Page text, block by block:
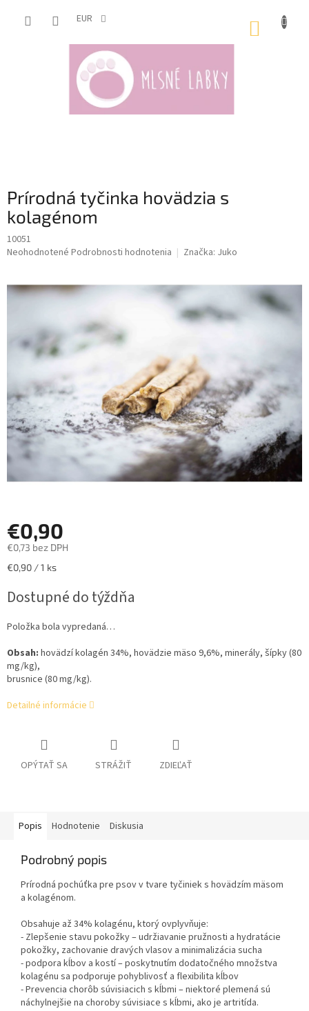
EUR
Prírodná tyčinka hovädzia s
kolagénom
10051
Priemerné
je
hviezdičiek.
Neohodnotené Podrobnosti hodnotenia Značka: Juko
€0,90
€0,73 bez DPH
Jednotková
€0,90 / 1 ks
Dostupné do týždňa
Položka bola vypredaná…
Obsah: hovädzí kolagén 34%, hovädzie mäso 9,6%, minerály, šípky (80
mg/kg),
brusnice (80 mg/kg).
Detailné informácie
OPÝTAŤ SA STRÁŽIŤ ZDIEĽAŤ
Popis Hodnotenie Diskusia
Podrobný popis
Prírodná pochúťka pre psov v tvare tyčiniek s hovädzím mäsom
a kolagénom.
Obsahuje až 34% kolagénu, ktorý ovplyvňuje:
- Zlepšenie stavu pokožky – udržiavanie pružnosti a hydratácie
pokožky, zachovanie dravých vlasov a minimalizácia sucha
- podpora kĺbov a kostí – poskytnutím dodatočného množstva
kolagénu sa podporuje pohyblivosť a flexibilita kĺbov
- Prevencia chorôb súvisiacich s kĺbmi – niektoré plemená sú
náchylnejšie na choroby súvisiace s kĺbmi, ako je artritída.